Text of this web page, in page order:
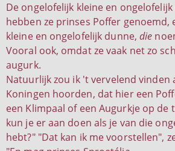
De ongelofelijk kleine en
hebben ze prinses Poffer genoemd,
kleine en ongelofelijk dunne,die
Vooral ook, omdat ze vaak net zo
augurk.
Natuurlijk zou ik 't vervelend vinden
Koningen hoorden, dat hier een
een Klimpaal of een Augurkje op de
kun je er aan doen als je van die
hebt?" "Dat kan ik me voorstellen",